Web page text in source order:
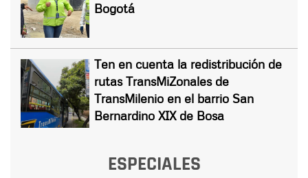
Bogotá
Ten en cuenta la redistribución de
rutas TransMiZonales de
TransMilenio en el barrio San
Bernardino XIX de Bosa
ESPECIALES